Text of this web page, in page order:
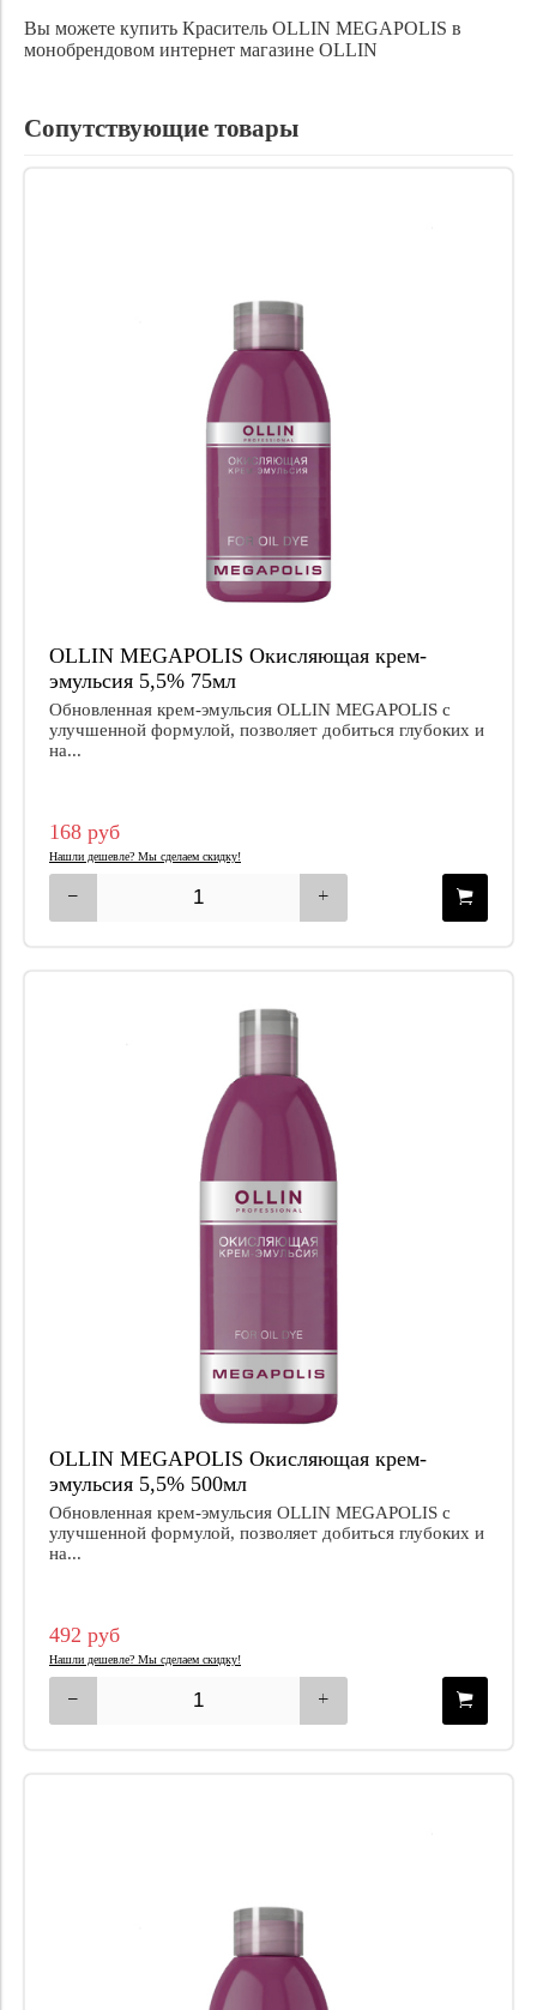
Вы можете купить Краситель OLLIN MEGAPOLIS в
монобрендовом интернет магазине OLLIN
Сопутствующие товары
OLLIN MEGAPOLIS Окисляющая крем-
эмульсия 5,5% 75мл
Обновленная крем-эмульсия OLLIN MEGAPOLIS с
улучшенной формулой, позволяет добиться глубоких и
на...
168 руб
Нашли дешевле? Мы сделаем скидку!
OLLIN MEGAPOLIS Окисляющая крем-
эмульсия 5,5% 500мл
Обновленная крем-эмульсия OLLIN MEGAPOLIS с
улучшенной формулой, позволяет добиться глубоких и
на...
492 руб
Нашли дешевле? Мы сделаем скидку!